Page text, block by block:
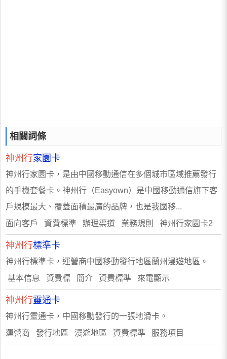
相關詞條
神州行家園卡
神州行家園卡，是由中國移動通信在多個城市區域推薦發行
的手機套餐卡。神州行（Easyown）是中國移動通信旗下客
戶規模最大、覆蓋面積最廣的品牌，也是我國移...
面向客戶 資費標準 辦理渠道 業務規則 神州行家園卡2
神州行標準卡
神州行標準卡，運營商中國移動發行地區蘭州漫遊地區。
基本信息 資費標 簡介 資費標準 來電顯示
神州行靈通卡
神州行靈通卡，中國移動發行的一張地滑卡。
運營商 發行地區 漫遊地區 資費標準 服務項目